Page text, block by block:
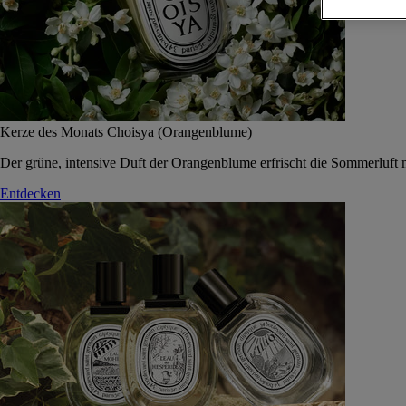
Kerze des Monats Choisya (Orangenblume)
Der grüne, intensive Duft der Orangenblume erfrischt die Sommerluft
Entdecken